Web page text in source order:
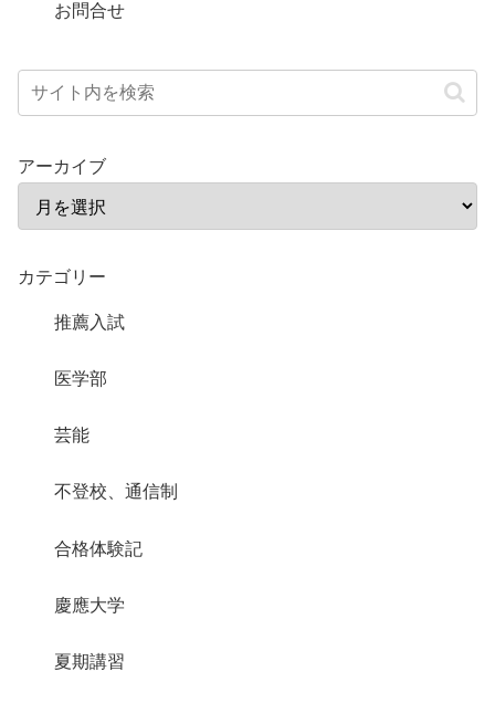
お問合せ
アーカイブ
カテゴリー
推薦入試
医学部
芸能
不登校、通信制
合格体験記
慶應大学
夏期講習